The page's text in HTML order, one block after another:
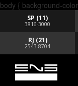
body { background-
SP (11)
3816-3000
RJ (21)
2543-8704